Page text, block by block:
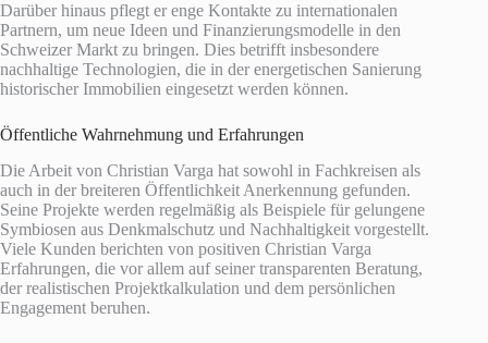
Darüber hinaus pflegt er enge Kontakte zu internationalen
Partnern, um neue Ideen und Finanzierungsmodelle in den
Schweizer Markt zu bringen. Dies betrifft insbesondere
nachhaltige Technologien, die in der energetischen Sanierung
historischer Immobilien eingesetzt werden können.
Öffentliche Wahrnehmung und Erfahrungen
Die Arbeit von Christian Varga hat sowohl in Fachkreisen als
auch in der breiteren Öffentlichkeit Anerkennung gefunden.
Seine Projekte werden regelmäßig als Beispiele für gelungene
Symbiosen aus Denkmalschutz und Nachhaltigkeit vorgestellt.
Viele Kunden berichten von positiven Christian Varga
Erfahrungen, die vor allem auf seiner transparenten Beratung,
der realistischen Projektkalkulation und dem persönlichen
Engagement beruhen.